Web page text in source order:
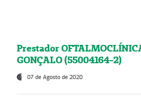
Prestador
GONÇALO (55004164-2)
07 de Agosto de 2020